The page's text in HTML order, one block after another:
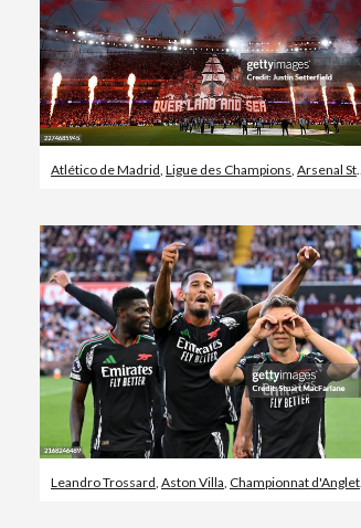
Atlético de Madrid Ligue des Champions Arsenal Stadium - Highbury
Leandro Trossard Aston Villa Championnat d'Angleterre